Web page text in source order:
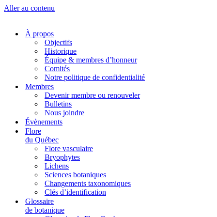
Aller au contenu
À propos
Objectifs
Historique
Équipe & membres d’honneur
Comités
Notre politique de confidentialité
Membres
Devenir membre ou renouveler
Bulletins
Nous joindre
Évènements
Flore
du Québec
Flore vasculaire
Bryophytes
Lichens
Sciences botaniques
Changements taxonomiques
Clés d’identification
Glossaire
de botanique